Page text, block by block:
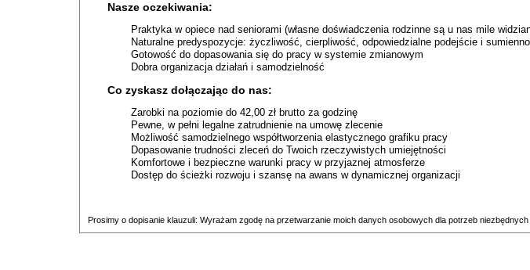
Nasze oczekiwania:
Praktyka w opiece nad seniorami (własne doświadczenia rodzinne są u nas mile
Naturalne predyspozycje: życzliwość, cierpliwość, odpowiedzialne podejście i
Gotowość do dopasowania się do pracy w systemie zmianowym
Dobra organizacja działań i samodzielność
Co zyskasz dołączając do nas:
Zarobki na poziomie do 42,00 zł brutto za godzinę
Pewne, w pełni legalne zatrudnienie na umowę zlecenie
Możliwość samodzielnego współtworzenia elastycznego grafiku pracy
Dopasowanie trudności zleceń do Twoich rzeczywistych umiejętności
Komfortowe i bezpieczne warunki pracy w przyjaznej atmosferze
Dostęp do ścieżki rozwoju i szansę na awans w dynamicznej organizacji
Prosimy o dopisanie klauzuli: Wyrażam zgodę na przetwarzanie moich danych osobowych dla potrzeb